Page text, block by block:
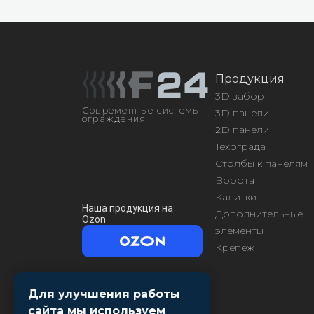
Современные системы
ограждения
Наша продукция на
Ozon
Продукция
3D забор
3D панели
2D панели
Техограда
Столбы к панелям
Ворота
Калитки
Дополнительные
элементы
Крепёж
Для улучшения работы
сайта мы используем